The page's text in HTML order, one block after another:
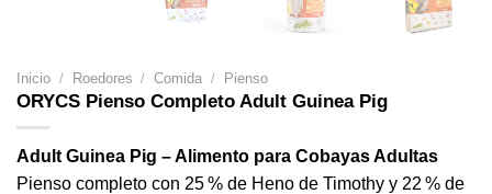
Inicio / Roedores / Comida / Pienso
ORYCS Pienso Completo Adult Guinea Pig
Adult Guinea Pig – Alimento para Cobayas Adultas
Pienso completo con 25 % de Heno de Timothy y 22 % de